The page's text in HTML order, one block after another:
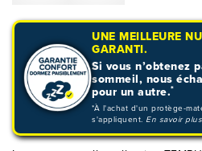
UNE MEILLEURE
GARANTI.
Si vous n’obtenez
sommeil, nous
pour un autre.*
*À l'achat d'un protège-
s'appliquent. En savoir plus